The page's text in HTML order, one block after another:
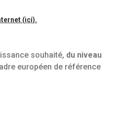
souhaité, du niveau
européen de référence
(ici).